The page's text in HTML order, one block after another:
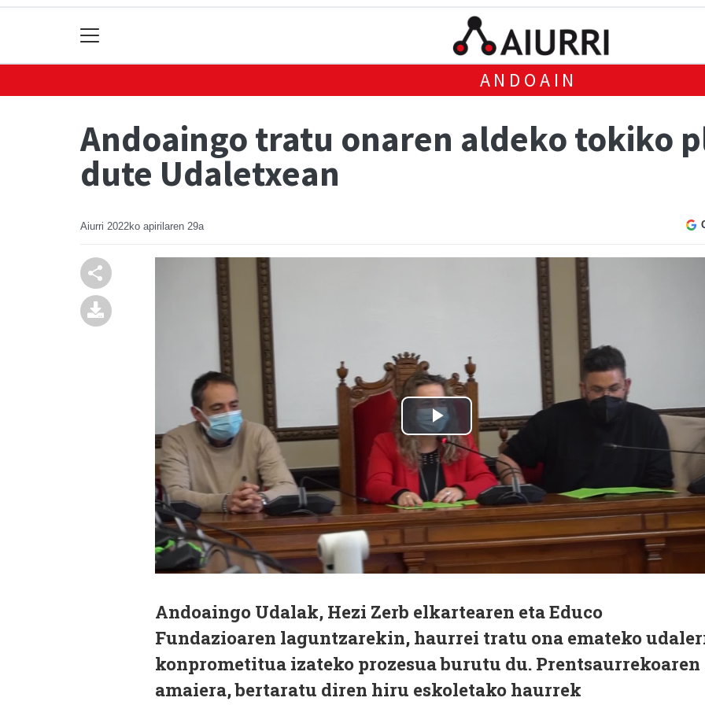
ANDOAIN
Andoaingo tratu onaren aldeko tokiko
dute Udaletxean
Aiurri 2022ko apirilaren 29a
Andoaingo Udalak, Hezi Zerb elkartearen eta Educo
Fundazioaren laguntzarekin, haurrei tratu ona emateko
konprometitua izateko prozesua burutu du. Prentsaurrekoaren
amaiera, bertaratu diren hiru eskoletako haurrek